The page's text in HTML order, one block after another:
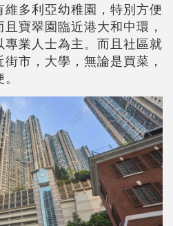
多利亞幼稚園，特別方便
寶翠園臨近港大和中環，
業人士為主。而且社區就
市，大學，無論是買菜，